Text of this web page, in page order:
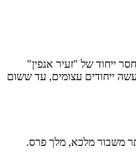
ייחוד של "זעיר אנפין"
ייחודים עצומים, עד ששום
משבור מלכא, מלך פרס.